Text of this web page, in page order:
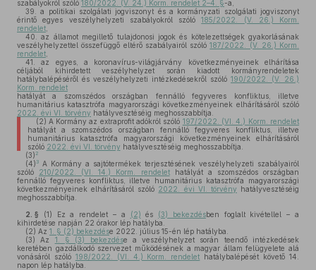
szabályokról szóló 180/2022. (V. 24.) Korm. rendelet 2–4. §-a,
39.
a politikai szolgálati jogviszonyt és a kormányzati szolgálati jogviszonyt
érintő egyes veszélyhelyzeti szabályokról szóló185/2022. (V. 26.) Korm.
rendelet
40.
az államot megillető tulajdonosi jogok és kötelezettségek gyakorlásának
veszélyhelyzettel összefüggő eltérő szabályairól szóló187/2022. (V. 26.) Korm.
rendelet
41.
az egyes, a koronavírus-világjárvány következményeinek elhárítása
céljából kihirdetett veszélyhelyzet során kiadott kormányrendeletek
hatálybalépéséről és veszélyhelyzeti intézkedésekről szóló 190/2022. (V. 26.)
Korm. rendelet
hatályát a szomszédos országban fennálló fegyveres konfliktus, illetve
humanitárius katasztrófa magyarországi következményeinek elhárításáról szóló
2022. évi VI. törvény hatályvesztéséig meghosszabbítja.
(2) A Kormány az extraprofit adókról szóló 197/2022. (VI. 4.) Korm. rendelet
hatályát a szomszédos országban fennálló fegyveres konfliktus, illetve
humanitárius katasztrófa magyarországi következményeinek elhárításáról
szóló 2022. évi VI. törvény hatályvesztéséig meghosszabbítja.
(3) 2
(4) 3 A Kormány a sajtótermékek terjesztésének veszélyhelyzeti szabályairól
szóló 210/2022. (VI. 14.) Korm. rendelethatályát a szomszédos országban
fennálló fegyveres konfliktus, illetve humanitárius katasztrófa magyarországi
következményeinek elhárításáról szóló 2022. évi VI. törvény hatályvesztéséig
meghosszabbítja.
2. § (1) Ez a rendelet – a (2) és (3) bekezdésben foglalt kivétellel – a
kihirdetése napján 22 órakor lép hatályba.
(2) Az 1. § (2) bekezdése 2022. július 15-én lép hatályba.
(3) Az 1. § (3) bekezdése a veszélyhelyzet során teendő intézkedések
keretében gazdálkodó szervezet működésének a magyar állam felügyelete alá
vonásáról szóló 198/2022. (VI. 4.) Korm. rendelet hatálybalépését követő 14.
napon lép hatályba.